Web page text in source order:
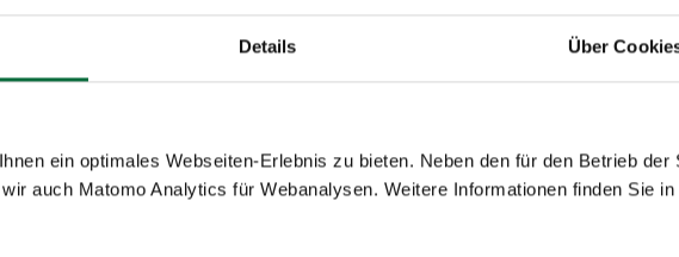
Details Über
ein optimales Webseiten-Erlebnis zu bieten. Neben den für den Betrieb der
auch Matomo Analytics für Webanalysen. Weitere Informationen finden Sie in
am Standort Flughafen Wien um 81,8% gegenüber dem
nahm um 79,4% ab, die Anzahl der Transferpassagiere um 88,7%.
verzeichnete der Flughafen Wien einen Rückgang um 32,1% im Vergleich
nach Westeuropa sank im Juli 2020 um 76,1%, nach Osteuropa nahm
Fernen Osten ging das Passagieraufkommen im Juli 2020 um 98,2%
Nordamerika entwickelte sich das Passagieraufkommen mit einem Minus
Passagiere um 91,4% ab. Der Flughafen Malta verzeichnete im Juli
um 94,4%.